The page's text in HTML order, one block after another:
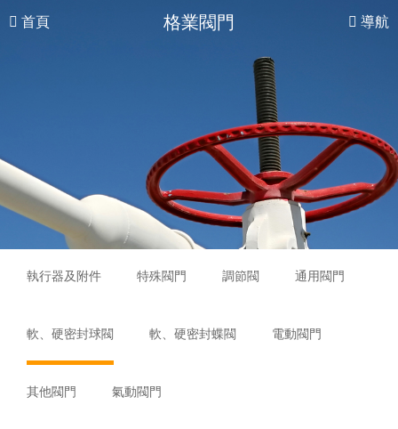
首頁 格業閥門 導航
執行器及附件 特殊閥門 調節閥 通用閥門
軟、硬密封球閥 軟、硬密封蝶閥 電動閥門
其他閥門 氣動閥門